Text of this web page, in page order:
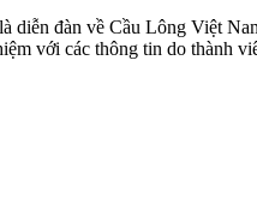
diễn đàn về Cầu Lông Việt
với các thông tin do thành